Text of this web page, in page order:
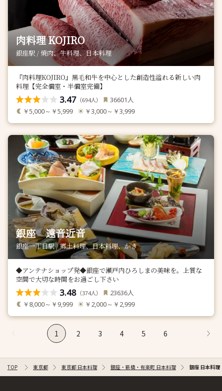
肉料理 KOJIRO
銀座駅 / 焼肉、牛料理、日本料理
『肉料理KOJIRO』黒毛和牛を中心とした創造性溢れる新しい肉
料理【完全個室・半個室完備】
3.47 （694人） 36601 人
￥5,000～￥5,999 ￥3,000～￥3,999
銀座 遠音近音
銀座一丁目駅 / 郷土料理、日本料理、かき
◆アンテナショップ発◆銀座で瀬戸内ひろしまの美味を。上質な
空間で大切な時間をお過ごし下さい
3.48 （374人） 23636人
￥8,000～￥9,999 ￥2,000～￥2,999
1 2 3 4 5 6
TOP 東京都 東京都 日本料理 銀座・新橋・有楽町 日本料理 銀座 日本料理